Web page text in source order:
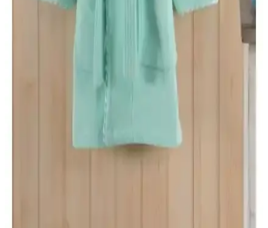
Emicilik ve Konfor Sunan Doğal Tasarım
Soley markasının %100 pamuklu kimono bornozu, yüksek emiciliği
ve şık tasarımıyla duş sonrası veya sabah rutininizde rahatlık sağlar,
Madame Coco Roesia Şalyaka Kadın Bornoz:
Yüksek Kalite ve Konfor Sunan Hafif Pamuklu
Madame Coco'nun Roesia Şalyaka kadın bornozu, %100 pamuk,
hızlı kuruma ve estetik ekru rengiyle günlük kullanımda konfor
sağlar, dayanıklı ve şık tasarımıyla öne çıkar.